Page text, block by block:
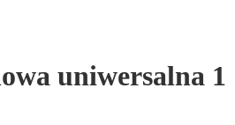
uniwersalna 1